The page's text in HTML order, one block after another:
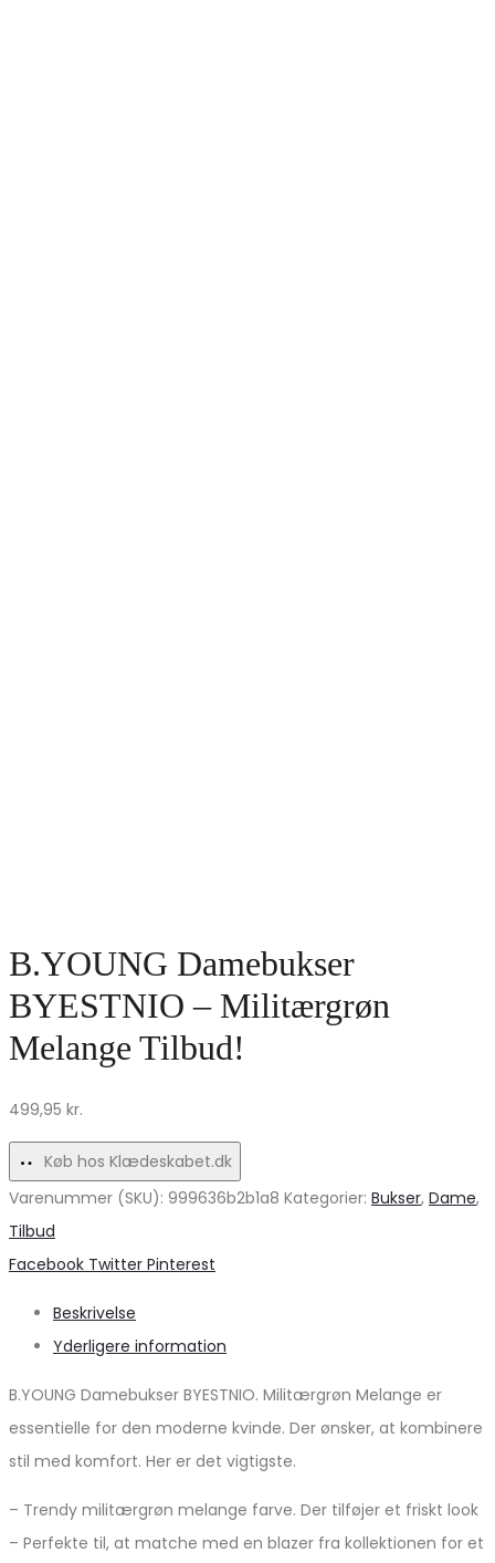
B.YOUNG Damebukser
BYESTNIO – Militærgrøn
Melange Tilbud!
499,95 kr.
Køb hos Klædeskabet.dk
Varenummer (SKU): 999636b2b1a8 Kategorier: Bukser, Dame,
Tilbud
Share
Facebook Twitter Pinterest
Beskrivelse
Yderligere information
B.YOUNG Damebukser BYESTNIO. Militærgrøn Melange er
essentielle for den moderne kvinde. Der ønsker, at kombinere
stil med komfort. Her er det vigtigste.
– Trendy militærgrøn melange farve. Der tilføjer et friskt look
– Perfekte til, at matche med en blazer fra kollektionen for et